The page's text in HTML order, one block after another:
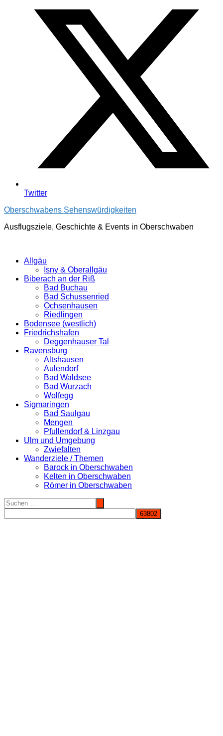
Twitter
Oberschwabens Sehenswürdigkeiten
Ausflugsziele, Geschichte & Events in Oberschwaben
Allgäu
Isny & Oberallgäu
Biberach an der Riß
Bad Buchau
Bad Schussenried
Ochsenhausen
Riedlingen
Bodensee (westlich)
Friedrichshafen
Deggenhauser Tal
Ravensburg
Altshausen
Aulendorf
Bad Waldsee
Bad Wurzach
Wolfegg
Sigmaringen
Bad Saulgau
Mengen
Pfullendorf & Linzgau
Ulm und Umgebung
Zwiefalten
Wanderziele / Themen
Barock in Oberschwaben
Kelten in Oberschwaben
Römer in Oberschwaben